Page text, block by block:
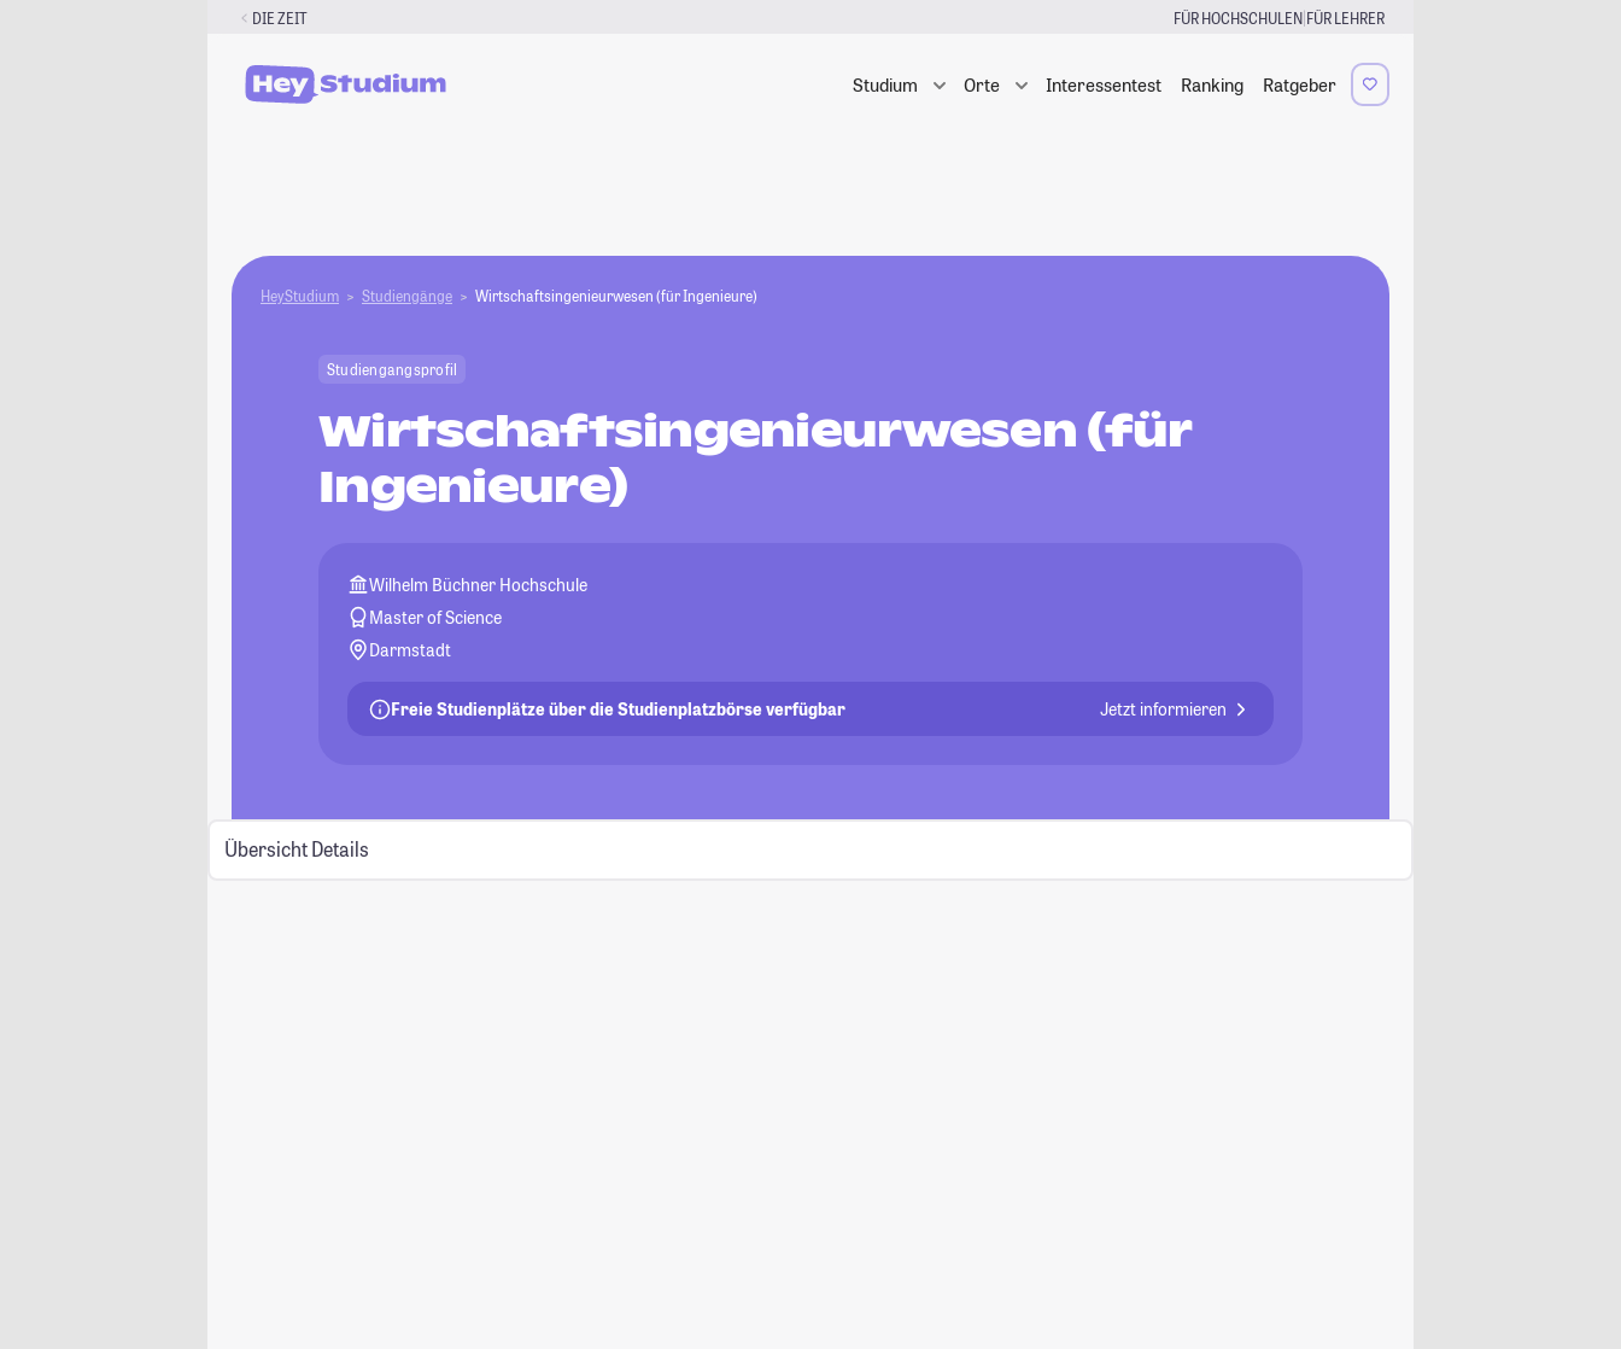
DIE ZEIT FÜR HOCHSCHULEN|FÜR LEHRER
Studium Orte Interessentest Ranking Ratgeber
HeyStudium Studiengänge Wirtschaftsingenieurwesen (für Ingenieure)
Studiengangsprofil
Wirtschaftsingenieurwesen (für
Ingenieure)
Wilhelm Büchner Hochschule
Master of Science
Darmstadt
Freie Studienplätze über die Studienplatzbörse verfügbar Jetzt informieren
Übersicht Details